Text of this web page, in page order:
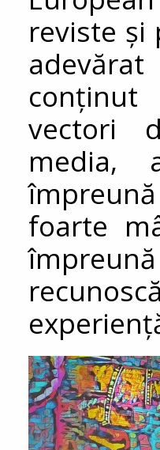
reviste și
vectori
media,
foarte